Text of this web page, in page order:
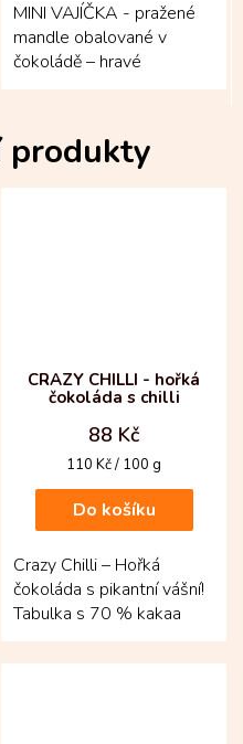
MINI VAJÍČKA - pražené
mandle obalované v
čokoládě – hravé
velikonoční mlsání, které
produkty
CRAZY CHILLI - hořká
čokoláda s chilli
88 Kč
Měrná
110 Kč / 100 g
Do košíku
Crazy Chilli – Hořká
čokoláda s pikantní vášní!
Tabulka s 70 % kakaa
pochází z Venezuely a je
doplněná o kolumbijské...